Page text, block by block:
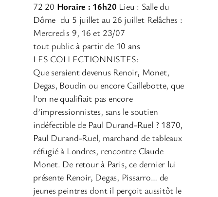
72 20 Horaire : 16h20 Lieu : Salle du
Dôme du 5 juillet au 26 juillet Relâches :
Mercredis 9, 16 et 23/07
tout public à partir de 10 ans
LES COLLECTIONNISTES:
Que seraient devenus Renoir, Monet,
Degas, Boudin ou encore Caillebotte, que
l’on ne qualifiait pas encore
d’impressionnistes, sans le soutien
indéfectible de Paul Durand-Ruel ? 1870,
Paul Durand-Ruel, marchand de tableaux
réfugié à Londres, rencontre Claude
Monet. De retour à Paris, ce dernier lui
présente Renoir, Degas, Pissarro… de
jeunes peintres dont il perçoit aussitôt le